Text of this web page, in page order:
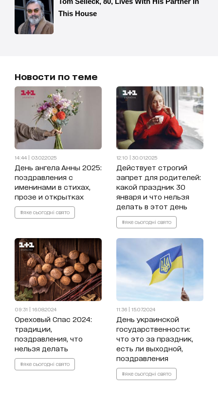
Новости по теме
14:44 | 03.02.2025
День ангела Анны 2025:
поздравления с
именинами в стихах,
прозе и открытках
#яке сьогодні свято
12:10 | 30.01.2025
Действует строгий
запрет для родителей:
какой праздник 30
января и что нельзя
делать в этот день
#яке сьогодні свято
09:31 | 16.08.2024
Ореховый Спас 2024:
традиции,
поздравления, что
нельзя делать
#яке сьогодні свято
11:36 | 15.07.2024
День украинской
государственности:
что это за праздник,
есть ли выходной,
поздравления
#яке сьогодні свято